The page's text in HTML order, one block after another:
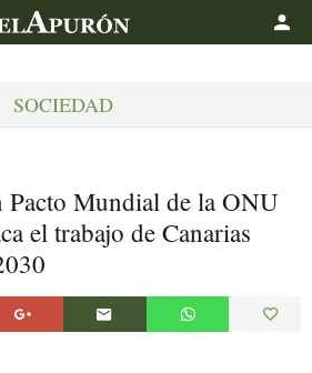
SOCIEDAD
Pacto Mundial de la ONU
el trabajo de Canarias